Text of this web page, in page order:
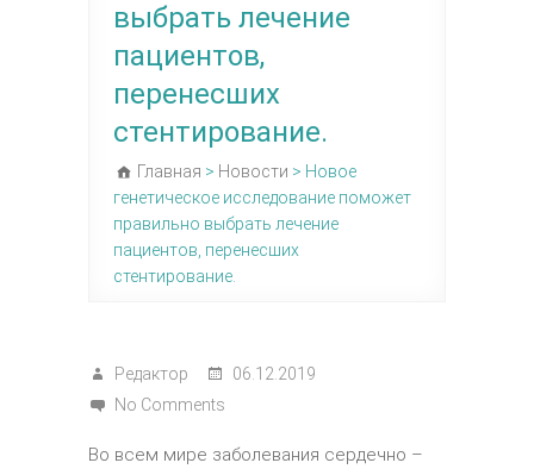
выбрать лечение
пациентов,
перенесших
стентирование.
Главная > Новости > Новое
генетическое исследование поможет
правильно выбрать лечение
пациентов, перенесших
стентирование.
Редактор
06.12.2019
No Comments
Во всем мире заболевания сердечно –